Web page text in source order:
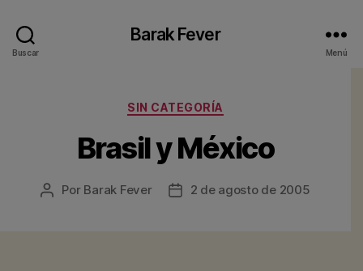
Buscar
Barak Fever
Menú
Categorías
SIN CATEGORÍA
Brasil y México
Autor
Por Barak Fever
Fecha2 de agosto de 2005